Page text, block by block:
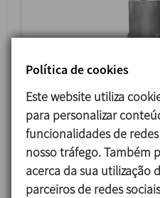
EQUIPAMENTO
Política de cookies
Este website utiliza
para personalizar
funcionalidades de
nosso tráfego. Também
acerca da sua utilização
parceiros de redes